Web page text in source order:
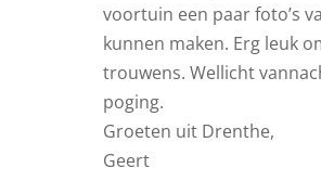
voortuin een paar foto’s
kunnen maken. Erg leuk
trouwens. Wellicht
poging.
Groeten uit Drenthe,
Geert